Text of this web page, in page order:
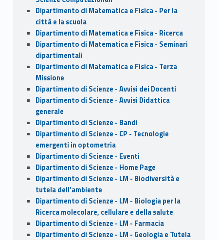
Dipartimento di Matematica e Fisica - Per la
città e la scuola
Dipartimento di Matematica e Fisica - Ricerca
Dipartimento di Matematica e Fisica - Seminari
dipartimentali
Dipartimento di Matematica e Fisica - Terza
Missione
Dipartimento di Scienze - Avvisi dei Docenti
Dipartimento di Scienze - Avvisi Didattica
generale
Dipartimento di Scienze - Bandi
Dipartimento di Scienze - CP - Tecnologie
emergenti in optometria
Dipartimento di Scienze - Eventi
Dipartimento di Scienze - Home Page
Dipartimento di Scienze - LM - Biodiversità e
tutela dell’ambiente
Dipartimento di Scienze - LM - Biologia per la
Ricerca molecolare, cellulare e della salute
Dipartimento di Scienze - LM - Farmacia
Dipartimento di Scienze - LM - Geologia e Tutela